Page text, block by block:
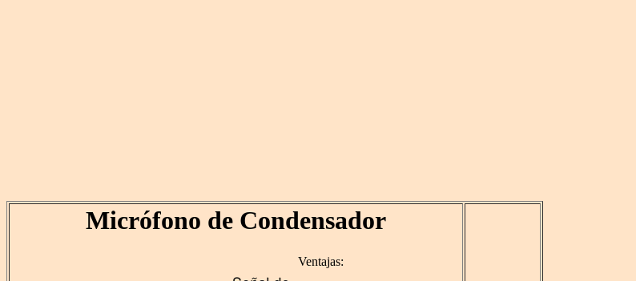
Micrófono de Condensador
Ventajas: